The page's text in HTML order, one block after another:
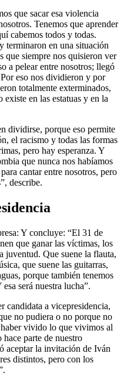
que sacar esa violencia
Tenemos que aprender
cabemos todos y todas.
terminaron en una situación
que siempre nos quisieron ver
a pelear entre nosotros; llegó
eso nos dividieron y por
totalmente exterminados,
en las estatuas y en la
dividirse, porque eso permite
el racismo y todas las formas
pero hay esperanza. Y
que nunca nos habíamos
cantar entre nosotros, pero
describe.
Y concluye: “El 31 de
que ganar las víctimas, los
juventud. Que suene la flauta,
que suene las guitarras,
porque también tenemos
será nuestra lucha”.
candidata a vicepresidencia,
no pudiera o no porque no
vivido lo que vivimos al
parte de nuestro
aceptar la invitación de Iván
distintos, pero con los